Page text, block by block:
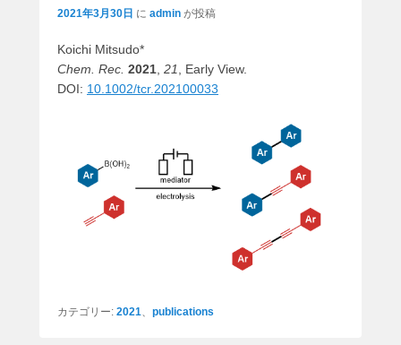
2021年3月30日 に admin が投稿
Koichi Mitsudo*
Chem. Rec. 2021 21
, Early View.
DOI: 10.1002/tcr.202100033
カテゴリー: 2021、 publications